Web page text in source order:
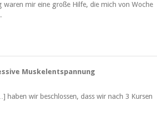
mir eine große Hilfe, die mich von Woche
Muskelentspannung
haben wir beschlossen, dass wir nach 3 Kursen